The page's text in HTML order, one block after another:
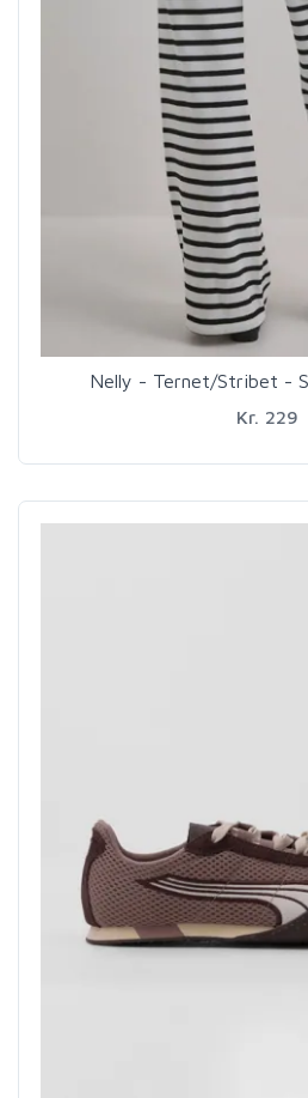
Nelly - Ternet/Stribet -
Kr. 229